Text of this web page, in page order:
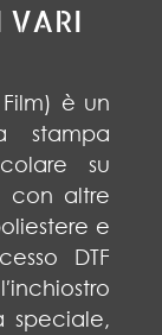
VARI
è un
stampa
su
con altre
e
DTF
speciale,